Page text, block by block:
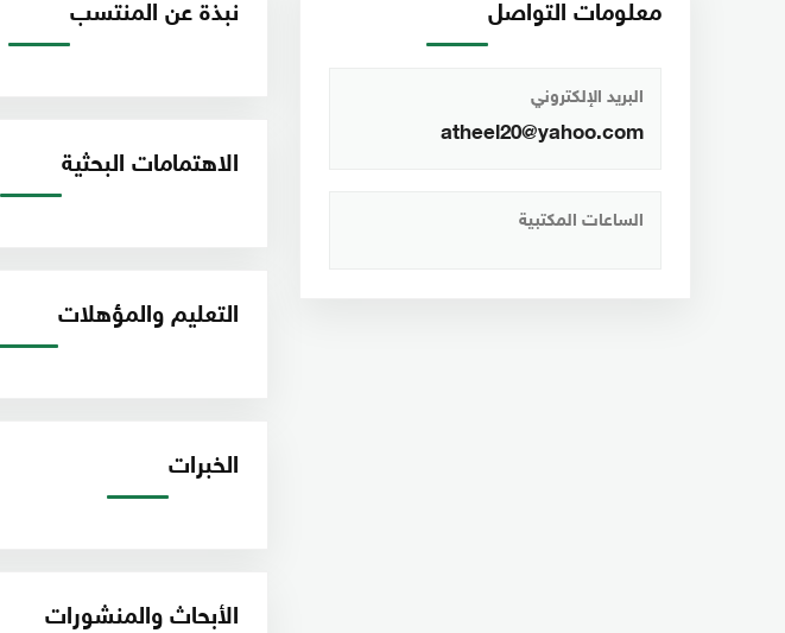
معلومات التواصل
البريد الإلكتروني
atheel20@yahoo.com
الساعات المكتبية
نبذة عن المنتسب
الاهتمامات البحثية
التعليم والمؤهلات
الخبرات
الأبحاث والمنشورات